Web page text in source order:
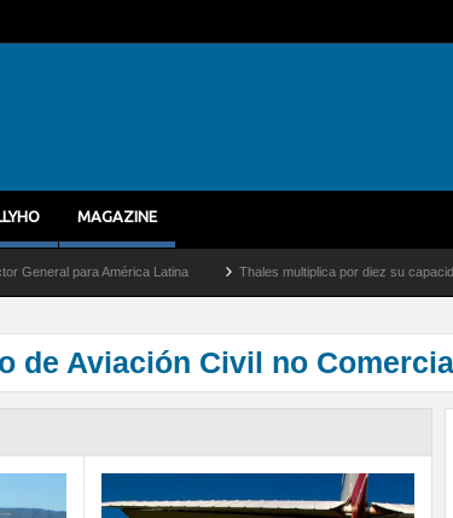
MAGAZINE
para América Latina Thales multiplica por diez su capacidad de
de Aviación Civil no